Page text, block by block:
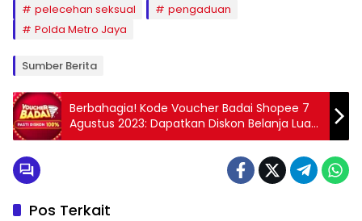
pelecehan seksual
pengaduan
Polda Metro Jaya
Sumber Berita
Berbahagia! Kode Voucher Badai Shopee 7
Agustus 2023: Dapatkan Diskon Belanja Luar
Biasa hingga 100 Persen!
Pos Terkait